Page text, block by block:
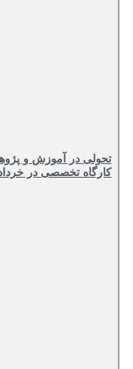
تخصصی در خردادماه